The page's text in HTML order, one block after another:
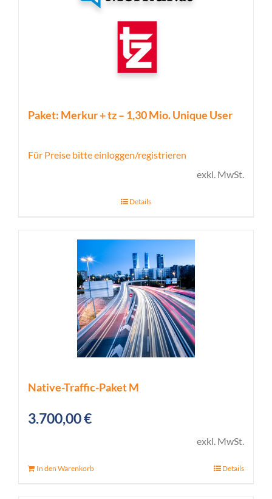
Paket: Merkur + tz – 1,30 Mio. Unique User
Für Preise bitte einloggen/registrieren
exkl. MwSt.
Details
Native-Traffic-Paket M
3.700,00€
exkl. MwSt.
In den Warenkorb Details